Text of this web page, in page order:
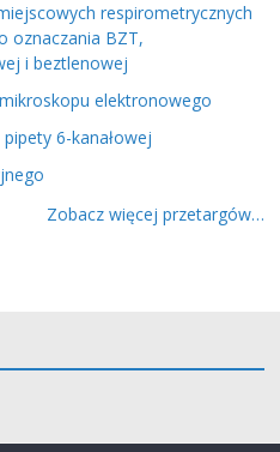
respirometrycznych
oznaczania BZT,
i beztlenowej
elektronowego
6-kanałowej
Zobacz więcej przetargów…